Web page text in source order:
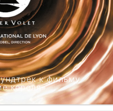
к фильму
короля»